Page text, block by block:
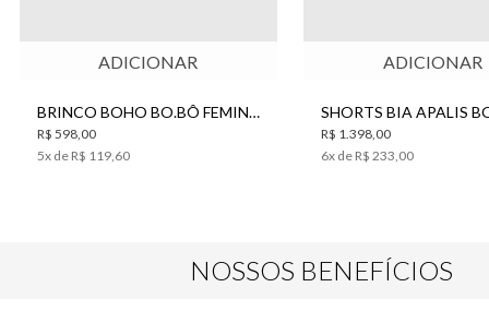
ADICIONAR
BRINCO BOHO BO.BÔ FEMININO
R$ 598,00
5x de R$ 119,60
ADICIONAR
R$ 1.398,00
6x de R$ 233,00
NOSSOS BENEFÍCIOS